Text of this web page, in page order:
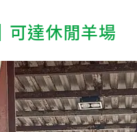
可達休閒羊場